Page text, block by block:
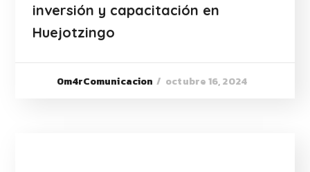
inversión y capacitación en
Huejotzingo
0m4rComunicacion octubre 16, 2024